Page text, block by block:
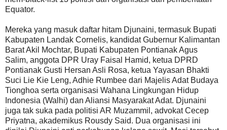
Equator.
Mereka yang masuk daftar hitam Djunaini, termasuk Bupati
Kabupaten Landak Cornelis, kandidat Gubernur Kalimantan
Barat Akil Mochtar, Bupati Kabupaten Pontianak Agus
Salim, anggota DPR Uray Faisal Hamid, ketua DPRD
Pontianak Gusti Hersan Asli Rosa, ketua Yayasan Bhakti
Suci Lie Kie Leng, Adhie Rumbee dari Majelis Adat Budaya
Tionghoa serta organisasi Wahana Lingkungan Hidup
Indonesia (Walhi) dan Aliansi Masyarakat Adat. Djunaini
juga tak suka pada politisi AR Muzammil, advokat Cecep
Priyatna, akademikus Rousdy Said. Dua organisasi ini